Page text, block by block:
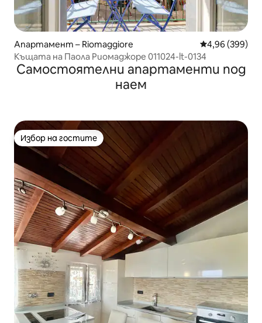
Апартамент – Riomaggiore Средна
4,96 (399)
Къщата на Паола Риомаджоре 011024-lt-0134
Самостоятелни апартаменти под
наем
Избор на гостите
Избор на гостите